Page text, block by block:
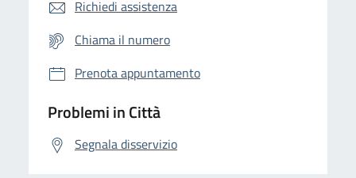
Richiedi assistenza
Chiama il numero
Prenota appuntamento
Problemi in Città
Segnala disservizio